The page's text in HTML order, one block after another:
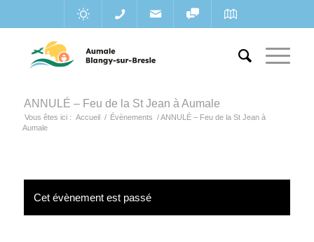
ANNULÉ – Feu de la St Jean à Aumale
Vous êtes ici : Accueil / Évènements / ANNULÉ – Feu de la St Jean à
Aumale
Cet évènement est passé